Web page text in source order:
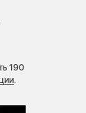
190
.